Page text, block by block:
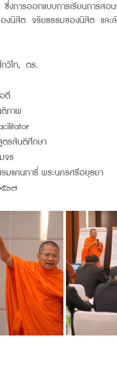
ซึ่งการออกแบบการเรียนการสอ
ษะของนิสิต  จริยธรร
วิโท,  ดร.
ดี
ภาพ
รสันติศึกษา
จร
มแคนทารี่ พระนครศรีอยุธยา
๖๗